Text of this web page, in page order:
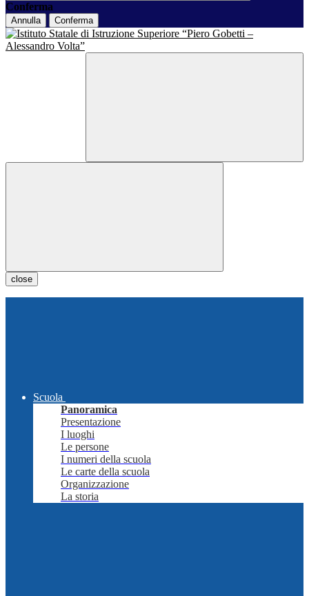
Conferma
Annulla Conferma
close
Scuola
Panoramica
Presentazione
I luoghi
Le persone
I numeri della scuola
Le carte della scuola
Organizzazione
La storia